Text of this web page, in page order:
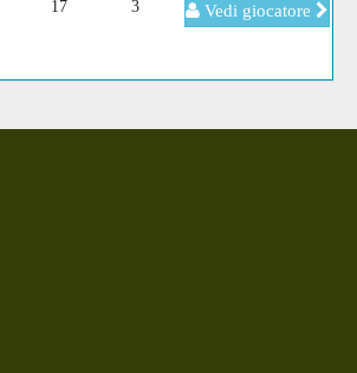
17 3 Vedi giocatore